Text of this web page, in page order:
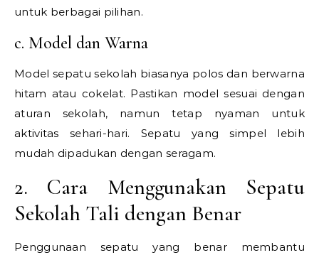
untuk berbagai pilihan.
c. Model dan Warna
Model sepatu sekolah biasanya polos dan berwarna
hitam atau cokelat. Pastikan model sesuai dengan
aturan sekolah, namun tetap nyaman untuk
aktivitas sehari-hari. Sepatu yang simpel lebih
mudah dipadukan dengan seragam.
2. Cara Menggunakan Sepatu
Sekolah Tali dengan Benar
Penggunaan sepatu yang benar membantu